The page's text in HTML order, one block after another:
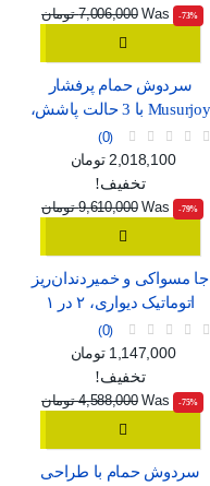
‎-73%
Was 7,006,000 تومان
سردوش حمام پرفشار
Musurjoy با 3 حالت پاشش،
مدل گرد 15 سانتی‌متری
0
قیمت عادی
قیمت
2,018,100 تومان
تخفیف!
‎-79%
Was 9,610,000 تومان
جا مسواکی و خمیردندان‌ریز
اتوماتیک دیواری، ۲ در ۱
0
قیمت عادی
قیمت
1,147,000 تومان
تخفیف!
‎-75%
Was 4,588,000 تومان
سردوش حمام با طراحی